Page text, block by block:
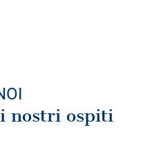
nostri ospiti